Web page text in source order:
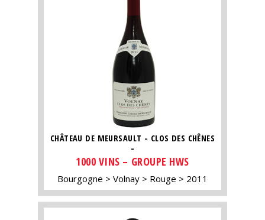
CHÂTEAU DE MEURSAULT - CLOS DES CHÊNES
-
1000 VINS – GROUPE HWS
Bourgogne Volnay Rouge 2011